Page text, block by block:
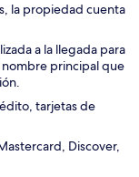
la propiedad cuenta
a la llegada para
nombre principal que
tarjetas de
Discover,